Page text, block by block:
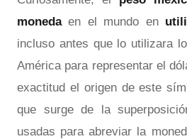
monedaen el mundo en
incluso antes que lo utilizara
América para representar el
exactitud el origen de este
que surge de la
usadas para abreviar la